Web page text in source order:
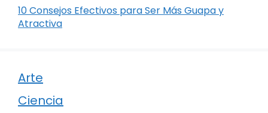
10 Consejos Efectivos para Ser Más Guapa y
Atractiva
Arte
Ciencia